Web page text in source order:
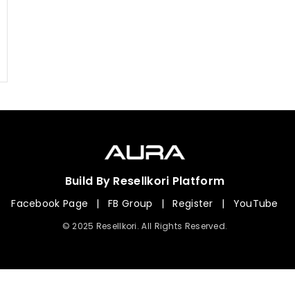
Build By Resellkori Platform
Facebook Page | FB Group | Register | YouTube
© 2025 Resellkori. All Rights Reserved.